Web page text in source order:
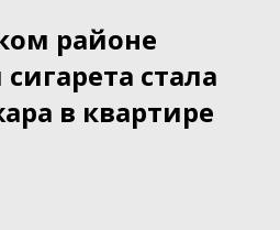
районе
стала
в квартире